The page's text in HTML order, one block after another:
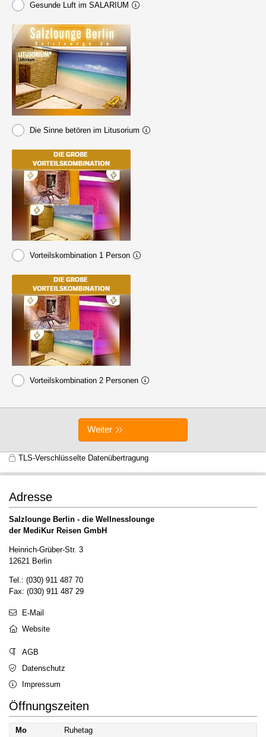
Gesunde Luft im SALARIUM
Die Sinne betören im Litusorium
Vorteilskombination 1 Person
Vorteilskombination 2 Personen
Weiter
TLS-Verschlüsselte Datenübertragung
Adresse
Salzlounge Berlin - die Wellnesslounge
der MediKur Reisen GmbH
Heinrich-Grüber-Str. 3
12621 Berlin
Tel.: (030) 911 487 70
Fax: (030) 911 487 29
E-Mail
Website
AGB
Datenschutz
Impressum
Öffnungszeiten
Mo Ruhetag